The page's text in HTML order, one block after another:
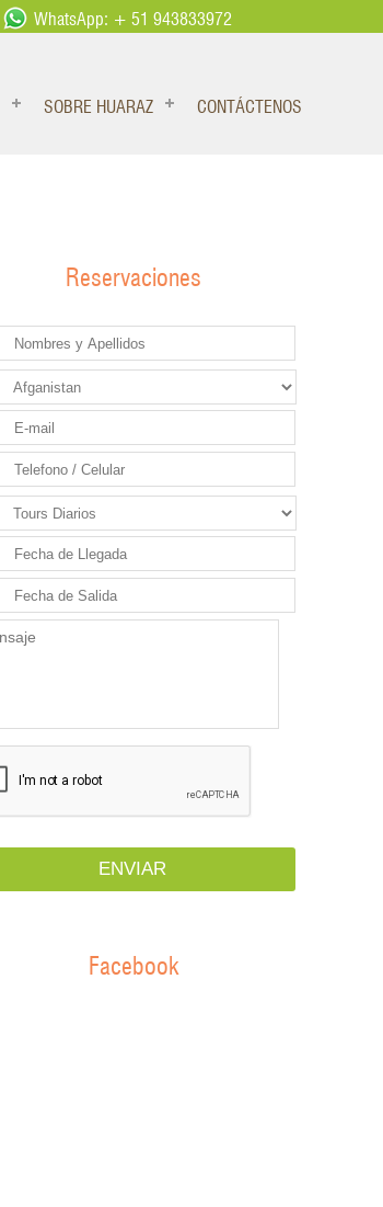
WhatsApp: + 51 943833972
SOBRE HUARAZ CONTÁCTENOS
Reservaciones
Facebook